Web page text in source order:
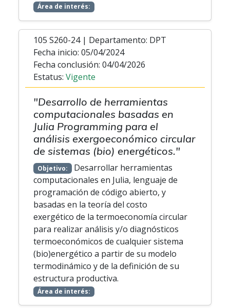
Área de interés:
105 S260-24 | Departamento: DPT
Fecha inicio: 05/04/2024
Fecha conclusión: 04/04/2026
Estatus: Vigente
"Desarrollo de herramientas
computacionales basadas en
Julia Programming para el
análisis exergoeconómico circular
de sistemas (bio) energéticos."
Objetivo: Desarrollar herramientas
computacionales en Julia, lenguaje de
programación de código abierto, y
basadas en la teoría del costo
exergético de la termoeconomía circular
para realizar análisis y/o diagnósticos
termoeconómicos de cualquier sistema
(bio)energético a partir de su modelo
termodinámico y de la definición de su
estructura productiva.
Área de interés: